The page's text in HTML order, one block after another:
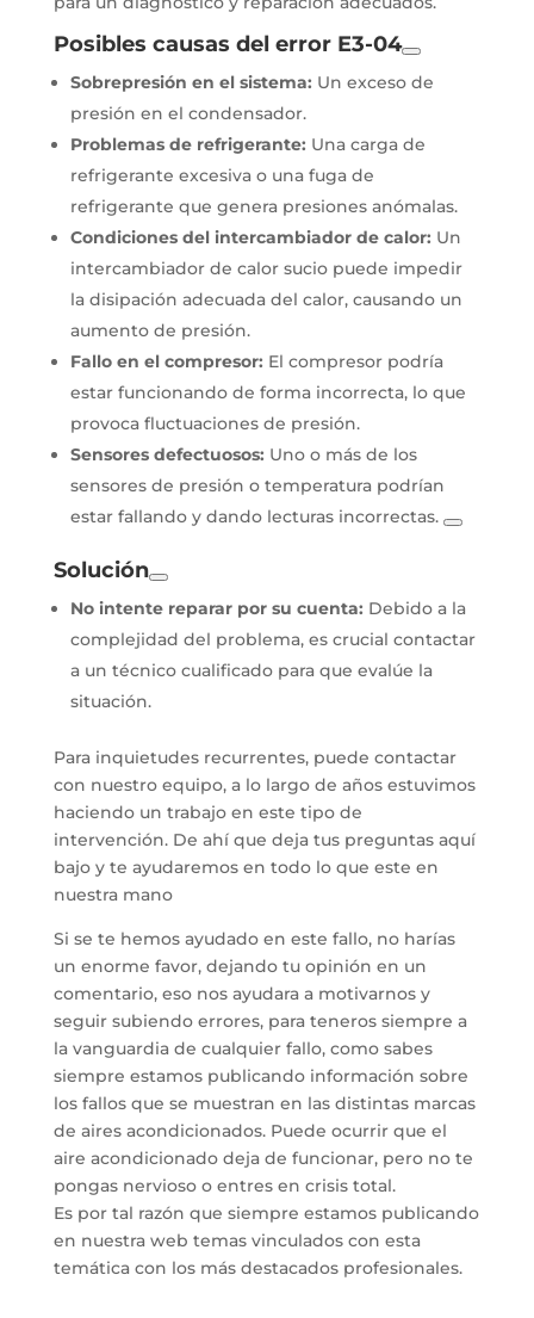
Posibles causas del error E3-04
Sobrepresión en el sistema: Un exceso de
presión en el condensador.
Problemas de refrigerante: Una carga de
refrigerante excesiva o una fuga de
refrigerante que genera presiones anómalas.
Condiciones del intercambiador de calor: Un
intercambiador de calor sucio puede impedir
la disipación adecuada del calor, causando un
aumento de presión.
Fallo en el compresor: El compresor podría
estar funcionando de forma incorrecta, lo que
provoca fluctuaciones de presión.
Sensores defectuosos: Uno o más de los
sensores de presión o temperatura podrían
estar fallando y dando lecturas incorrectas.
Solución
No intente reparar por su cuenta: Debido a la
complejidad del problema, es crucial contactar
a un técnico cualificado para que evalúe la
situación.
Para inquietudes recurrentes, puede contactar
con nuestro equipo, a lo largo de años estuvimos
haciendo un trabajo en este tipo de
intervención. De ahí que deja tus preguntas aquí
bajo y te ayudaremos en todo lo que este en
nuestra mano
Si se te hemos ayudado en este fallo, no harías
un enorme favor, dejando tu opinión en un
comentario, eso nos ayudara a motivarnos y
seguir subiendo errores, para teneros siempre a
la vanguardia de cualquier fallo, como sabes
siempre estamos publicando información sobre
los fallos que se muestran en las distintas marcas
de aires acondicionados. Puede ocurrir que el
aire acondicionado deja de funcionar, pero no te
pongas nervioso o entres en crisis total.
Es por tal razón que siempre estamos publicando
en nuestra web temas vinculados con esta
temática con los más destacados profesionales.